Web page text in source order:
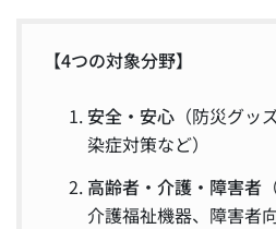
【4つの対象分野】
安全・安心 （防災グ
染症対策など）
高齢者・介護・障害者
介護福祉機器、障害者